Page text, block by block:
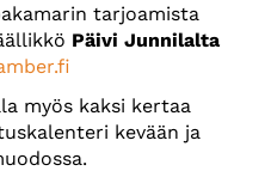
tarjoamista
Päivi Junnilalta
myös kaksi kertaa
kevään ja